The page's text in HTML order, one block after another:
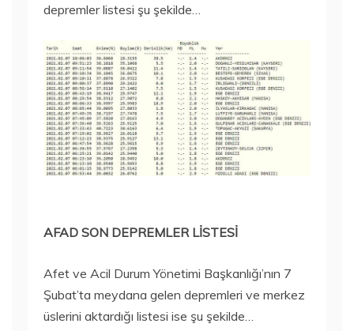
depremler listesi şu şekilde…
AFAD SON DEPREMLER LİSTESİ
Afet ve Acil Durum Yönetimi Başkanlığı’nın 7
Şubat’ta meydana gelen depremleri ve merkez
üslerini aktardığı listesi ise şu şekilde…